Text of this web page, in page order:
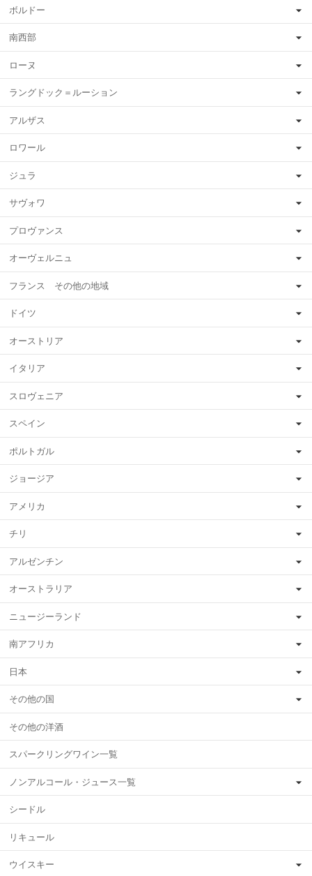
ボルドー
南西部
ローヌ
ラングドック＝ルーション
アルザス
ロワール
ジュラ
サヴォワ
プロヴァンス
オーヴェルニュ
フランス その他の地域
ドイツ
オーストリア
イタリア
スロヴェニア
スペイン
ポルトガル
ジョージア
アメリカ
チリ
アルゼンチン
オーストラリア
ニュージーランド
南アフリカ
日本
その他の国
その他の洋酒
スパークリングワイン一覧
ノンアルコール・ジュース一覧
シードル
リキュール
ウイスキー